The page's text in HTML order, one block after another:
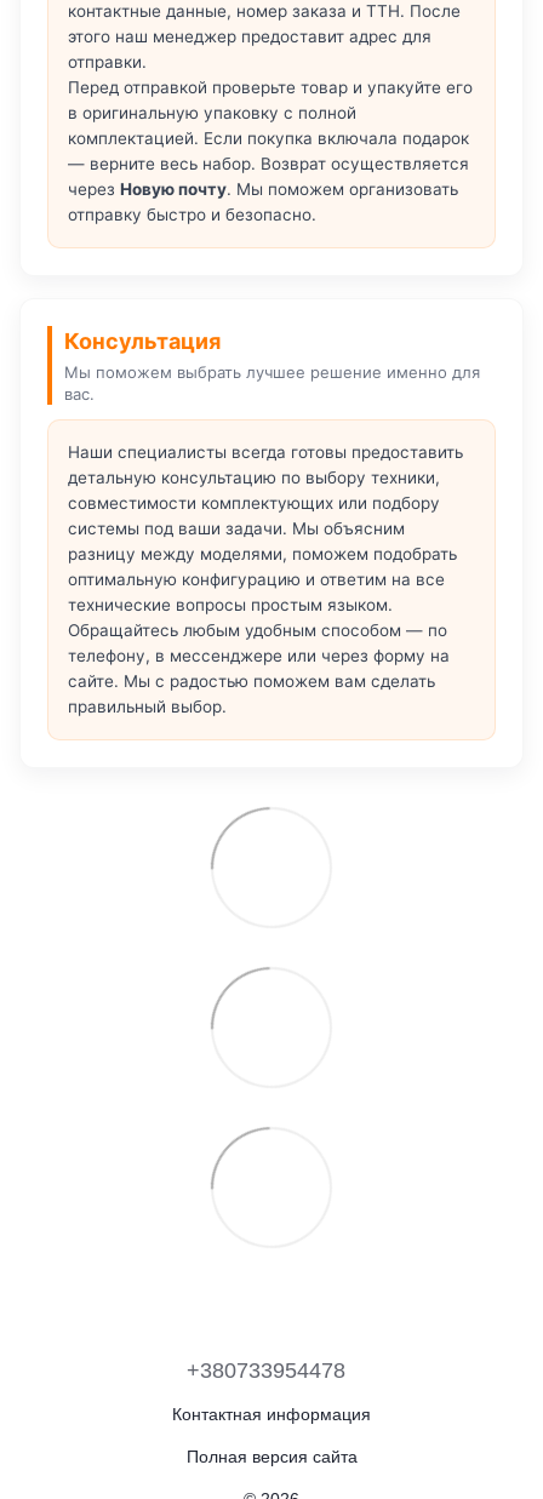
контактные данные, номер заказа и ТТН. После
этого наш менеджер предоставит адрес для
отправки.
Перед отправкой проверьте товар и упакуйте его
в оригинальную упаковку с полной
комплектацией. Если покупка включала подарок
— верните весь набор. Возврат осуществляется
через Новую почту. Мы поможем организовать
отправку быстро и безопасно.
Консультация
Мы поможем выбрать лучшее решение именно для
вас.
Наши специалисты всегда готовы предоставить
детальную консультацию по выбору техники,
совместимости комплектующих или подбору
системы под ваши задачи. Мы объясним
разницу между моделями, поможем подобрать
оптимальную конфигурацию и ответим на все
технические вопросы простым языком.
Обращайтесь любым удобным способом — по
телефону, в мессенджере или через форму на
сайте. Мы с радостью поможем вам сделать
правильный выбор.
+380733954478
Контактная информация
Полная версия сайта